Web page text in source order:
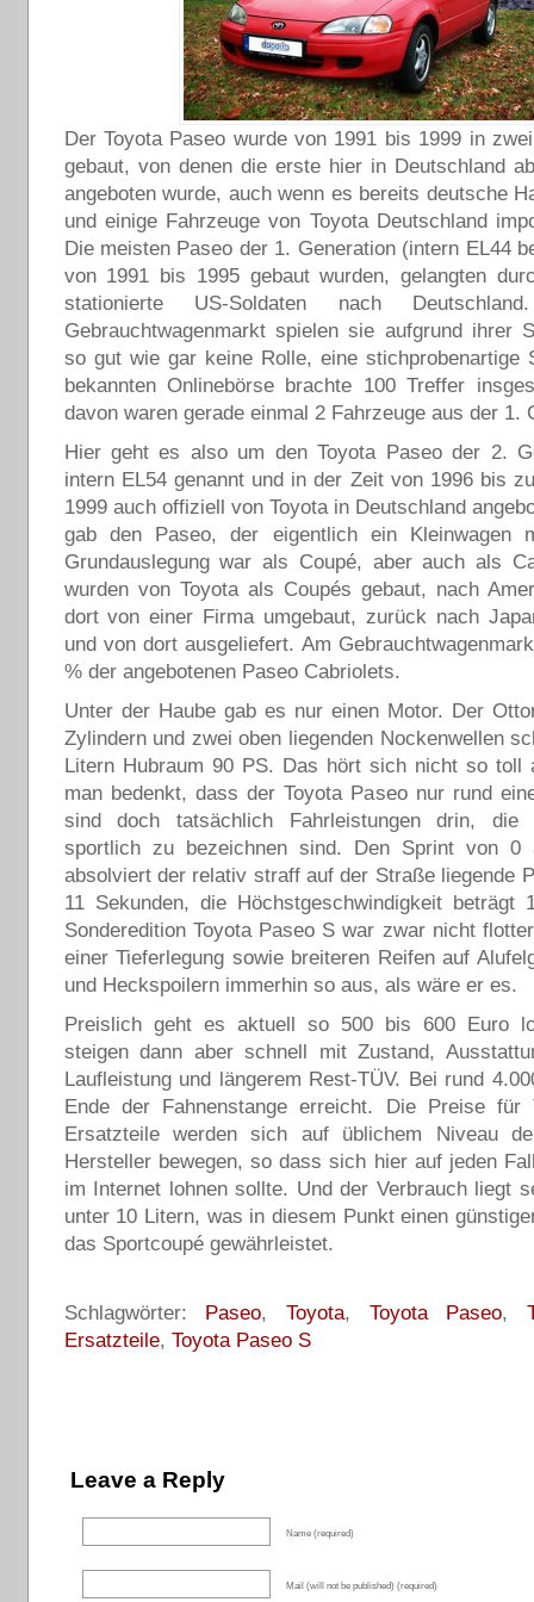
Der Toyota Paseo wurde von 1991 bis 1999 in
gebaut, von denen die erste hier in Deutschland
angeboten wurde, auch wenn es bereits deutsche
und einige Fahrzeuge von Toyota Deutschland
Die meisten Paseo der 1. Generation (intern EL44
von 1991 bis 1995 gebaut wurden, gelangten
stationierte US-Soldaten nach
Gebrauchtwagenmarkt spielen sie aufgrund ihrer
so gut wie gar keine Rolle, eine stichprobenartige
bekannten Onlinebörse brachte 100 Treffer
davon waren gerade einmal 2 Fahrzeuge aus der 1.
Hier geht es also um den Toyota Paseo der 2.
intern EL54 genannt und in der Zeit von 1996 bis
1999 auch offiziell von Toyota in Deutschland
gab den Paseo, der eigentlich ein Kleinwagen
Grundauslegung war als Coupé, aber auch als
wurden von Toyota als Coupés gebaut, nach
dort von einer Firma umgebaut, zurück nach
und von dort ausgeliefert. Am
% der angebotenen Paseo Cabriolets.
Unter der Haube gab es nur einen Motor. Der
Zylindern und zwei oben liegenden Nockenwellen
Litern Hubraum 90 PS. Das hört sich nicht so toll
man bedenkt, dass der Toyota Paseo nur rund
sind doch tatsächlich Fahrleistungen drin, die
sportlich zu bezeichnen sind. Den Sprint von 0
absolviert der relativ straff auf der Straße liegende
11 Sekunden, die Höchstgeschwindigkeit beträgt
Sonderedition Toyota Paseo S war zwar nicht
einer Tieferlegung sowie breiteren Reifen auf
und Heckspoilern immerhin so aus, als wäre er es.
Preislich geht es aktuell so 500 bis 600 Euro
steigen dann aber schnell mit Zustand,
Laufleistung und längerem Rest-TÜV. Bei rund
Ende der Fahnenstange erreicht. Die Preise für
Ersatzteile werden sich auf üblichem Niveau
Hersteller bewegen, so dass sich hier auf jeden
im Internet lohnen sollte. Und der Verbrauch liegt
unter 10 Litern, was in diesem Punkt einen
das Sportcoupé gewährleistet.
Schlagwörter: Paseo, Toyota, Toyota Paseo,
Ersatzteile, Toyota Paseo S
Leave a Reply
Name (required)
Mail (will not be published) (required)